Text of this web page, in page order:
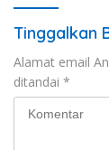
Tinggalkan
Alamat email
ditandai *